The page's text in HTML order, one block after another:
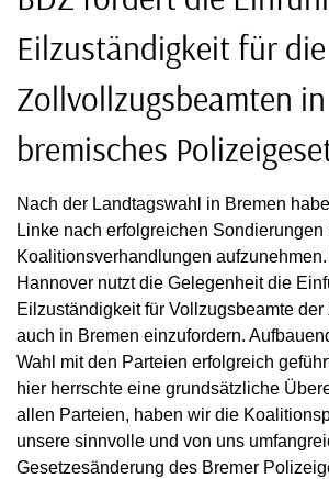
Eilzuständigkeit für die
Zollvollzugsbeamten in
bremisches
Nach der Landtagswahl in Bremen
Linke nach erfolgreichen Sondierungen
Koalitionsverhandlungen
Hannover nutzt die Gelegenheit die
Eilzuständigkeit für Vollzugsbeamte
auch in Bremen einzufordern.
Wahl mit den Parteien erfolgreich
hier herrschte eine grundsätzliche
allen Parteien, haben wir die
unsere sinnvolle und von uns
Gesetzesänderung des Bremer